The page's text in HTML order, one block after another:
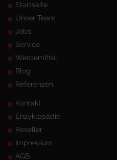
Startseite
Unser Team
Jobs
Service
Werbemittel
Blog
Referenzen
Kontakt
Enzyklopädie
Reseller
Impressum
AGB